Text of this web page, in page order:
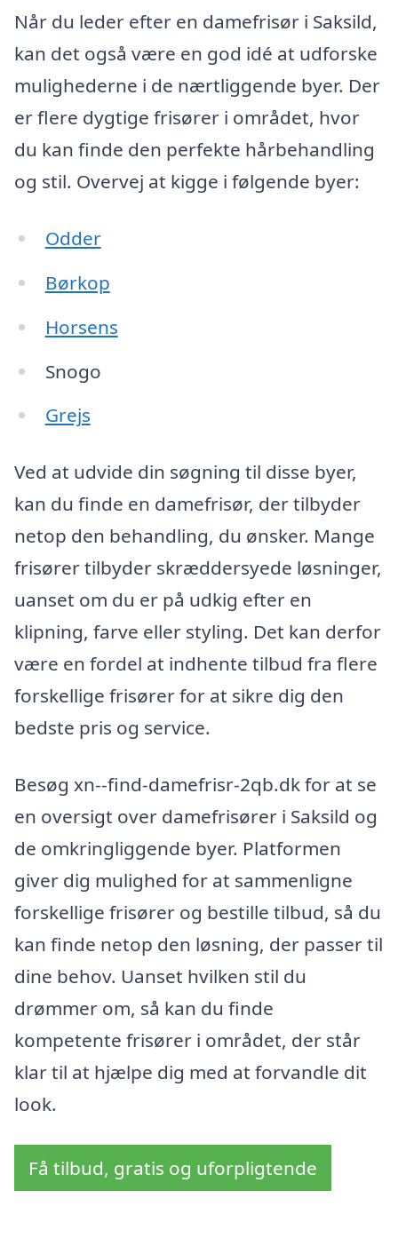
Når du leder efter en damefrisør i Saksild,
kan det også være en god idé at udforske
mulighederne i de nærtliggende byer. Der
er flere dygtige frisører i området, hvor
du kan finde den perfekte hårbehandling
og stil. Overvej at kigge i følgende byer:
Odder
Børkop
Horsens
Snogo
Grejs
Ved at udvide din søgning til disse byer,
kan du finde en damefrisør, der tilbyder
netop den behandling, du ønsker. Mange
frisører tilbyder skræddersyede løsninger,
uanset om du er på udkig efter en
klipning, farve eller styling. Det kan derfor
være en fordel at indhente tilbud fra flere
forskellige frisører for at sikre dig den
bedste pris og service.
Besøg xn--find-damefrisr-2qb.dk for at se
en oversigt over damefrisører i Saksild og
de omkringliggende byer. Platformen
giver dig mulighed for at sammenligne
forskellige frisører og bestille tilbud, så du
kan finde netop den løsning, der passer til
dine behov. Uanset hvilken stil du
drømmer om, så kan du finde
kompetente frisører i området, der står
klar til at hjælpe dig med at forvandle dit
look.
Få tilbud, gratis og uforpligtende